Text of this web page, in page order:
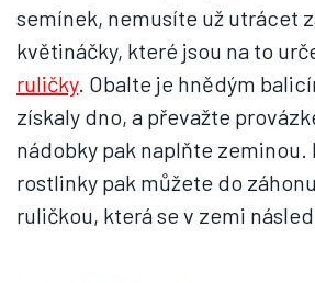
semínek, nemusíte už utrácet
květináčky, které jsou na to
ruličky. Obalte je hnědým
získaly dno, a převažte
nádobky pak naplňte zeminou.
rostlinky pak můžete do
ruličkou, která se v zemi